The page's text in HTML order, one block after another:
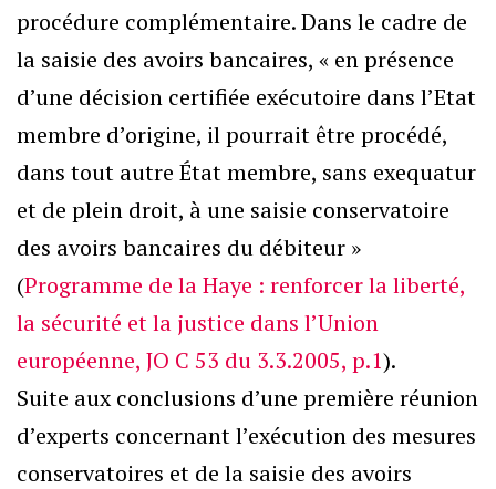
procédure complémentaire. Dans le cadre de
la saisie des avoirs bancaires, « en présence
d’une décision certifiée exécutoire dans l’Etat
membre d’origine, il pourrait être procédé,
dans tout autre État membre, sans exequatur
et de plein droit, à une saisie conservatoire
des avoirs bancaires du débiteur »
(Programme de la Haye : renforcer la liberté,
la sécurité et la justice dans l’Union
européenne, JO C 53 du 3.3.2005, p.1).
Suite aux conclusions d’une première réunion
d’experts concernant l’exécution des mesures
conservatoires et de la saisie des avoirs